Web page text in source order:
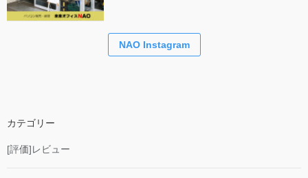
NAO Instagram
カテゴリー
[評価]レビュー